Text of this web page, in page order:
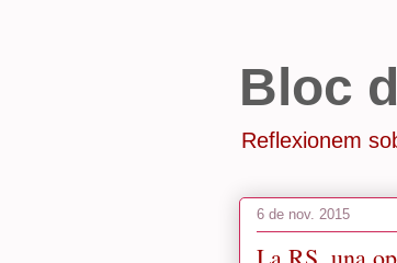
Bloc
Reflexionem
6 de nov. 2015